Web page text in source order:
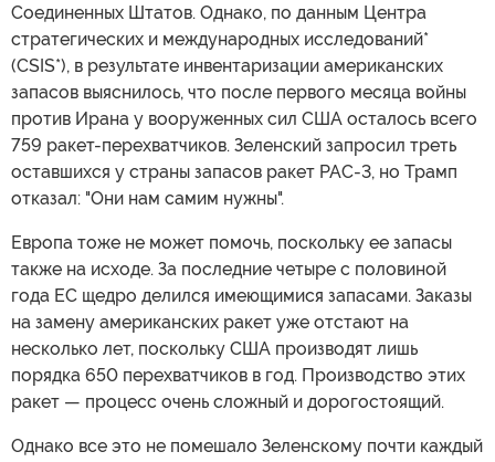
Соединенных Штатов. Однако, по данным Центра
стратегических и международных исследований*
(CSIS*), в результате инвентаризации американских
запасов выяснилось, что после первого месяца войны
против Ирана у вооруженных сил США осталось всего
759 ракет-перехватчиков. Зеленский запросил треть
оставшихся у страны запасов ракет PAC-3, но Трамп
отказал: "Они нам самим нужны".
Европа тоже не может помочь, поскольку ее запасы
также на исходе. За последние четыре с половиной
года ЕС щедро делился имеющимися запасами. Заказы
на замену американских ракет уже отстают на
несколько лет, поскольку США производят лишь
порядка 650 перехватчиков в год. Производство этих
ракет — процесс очень сложный и дорогостоящий.
Однако все это не помешало Зеленскому почти каждый